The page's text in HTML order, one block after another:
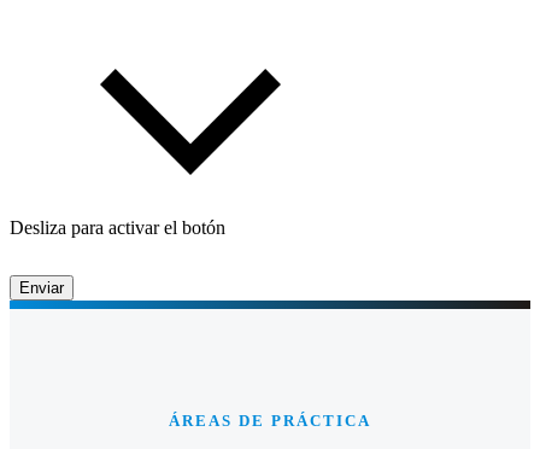
Desliza para activar el botón
Enviar
ÁREAS DE PRÁCTICA